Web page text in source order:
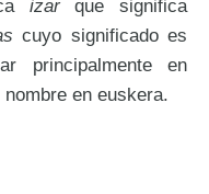
izarque significa
cuyo significado es
principalmente en
en euskera.